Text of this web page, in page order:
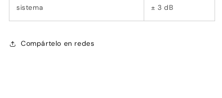
sistema
± 3 dB
Compártelo en redes